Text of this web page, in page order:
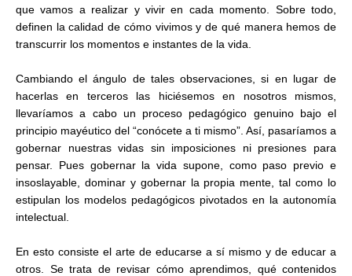
que vamos a realizar y vivir en cada momento. Sobre todo,
definen la calidad de cómo vivimos y de qué manera hemos de
transcurrir los momentos e instantes de la vida.
Cambiando el ángulo de tales observaciones, si en lugar de
hacerlas en terceros las hiciésemos en nosotros mismos,
llevaríamos a cabo un proceso pedagógico genuino bajo el
principio mayéutico del “conócete a ti mismo”. Así, pasaríamos a
gobernar nuestras vidas sin imposiciones ni presiones para
pensar. Pues gobernar la vida supone, como paso previo e
insoslayable, dominar y gobernar la propia mente, tal como lo
estipulan los modelos pedagógicos pivotados en la autonomía
intelectual.
En esto consiste el arte de educarse a sí mismo y de educar a
otros. Se trata de revisar cómo aprendimos, qué contenidos